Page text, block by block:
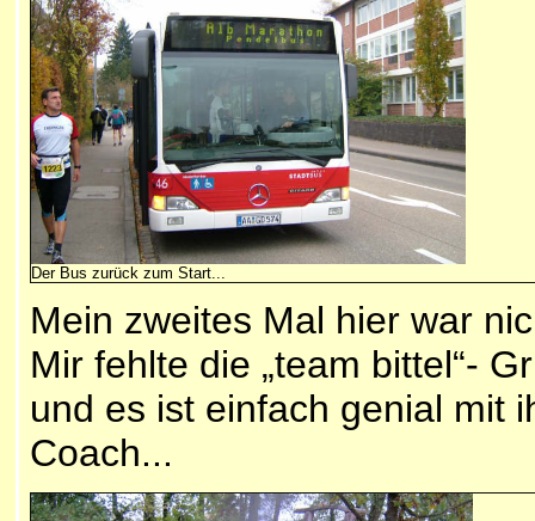
Der Bus zurück zum Start...
Mein zweites Mal hier war
Mir fehlte die „team bittel“-
und es ist einfach genial mit
Coach...